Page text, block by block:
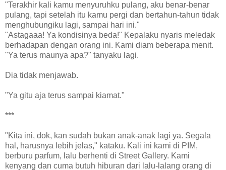
"Terakhir kali kamu menyuruhku pulang, aku benar-benar
pulang, tapi setelah itu kamu pergi dan bertahun-tahun tidak
menghubungiku lagi, sampai hari ini."
"Astagaaa! Ya kondisinya beda!" Kepalaku nyaris meledak
berhadapan dengan orang ini. Kami diam beberapa menit.
"Ya terus maunya apa?" tanyaku lagi.
Dia tidak menjawab.
"Ya gitu aja terus sampai kiamat."
***
"Kita ini, dok, kan sudah bukan anak-anak lagi ya. Segala
hal, harusnya lebih jelas," kataku. Kali ini kami di PIM,
berburu parfum, lalu berhenti di Street Gallery. Kami
kenyang dan cuma butuh hiburan dari lalu-lalang orang di